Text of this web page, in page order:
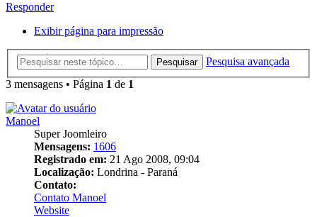
Responder
Exibir página para impressão
Pesquisar
Pesquisa avançada
3 mensagens • Página 1 de 1
Manoel
Super Joomleiro
Mensagens: 1606
Registrado em: 21 Ago 2008, 09:04
Localização: Londrina - Paraná
Contato:
Contato Manoel
Website